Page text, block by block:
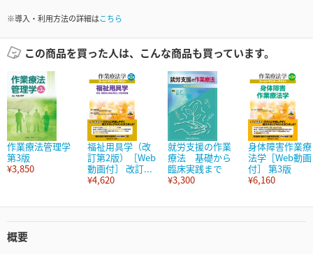
※導入・利用方法の詳細はこちら
この商品を買った人は、こんな商品も買っています。
作業療法管理学
第3版
¥3,850
福祉用具学（改
訂第2版）［Web
動画付］ 改訂...
¥4,620
就労支援の作業
療法 基礎から
臨床実践まで
¥3,300
身体障害作業療
法学［Web動画
付］ 第3版
¥6,160
概要